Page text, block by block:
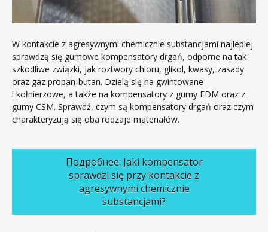
W kontakcie z agresywnymi chemicznie substancjami najlepiej
sprawdzą się gumowe kompensatory drgań, odporne na tak
szkodliwe związki, jak roztwory chloru, glikol, kwasy, zasady
oraz gaz propan-butan. Dzielą się na gwintowane
i kołnierzowe, a także na kompensatory z gumy EDM oraz z
gumy CSM. Sprawdź, czym są kompensatory drgań oraz czym
charakteryzują się oba rodzaje materiałów.
Подробнее: Jaki kompensator
sprawdzi się przy kontakcie z
agresywnymi chemicznie
substancjami?